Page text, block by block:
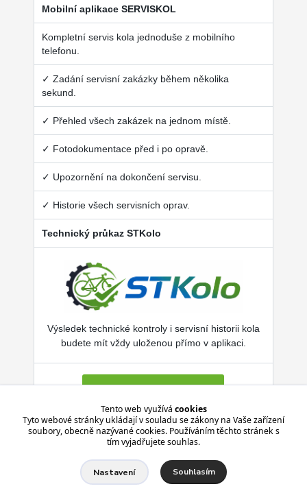
Mobilní aplikace SERVISKOL
Kompletní servis kola jednoduše z mobilního
telefonu.
✓ Zadání servisní zakázky během několika
sekund.
✓ Přehled všech zakázek na jednom místě.
✓ Fotodokumentace před i po opravě.
✓ Upozornění na dokončení servisu.
✓ Historie všech servisních oprav.
Technický průkaz STKolo
Výsledek technické kontroly i servisní historii kola
budete mít vždy uloženou přímo v aplikaci.
Aplikace je zdarma pro Android i iPhone.
Tento web využívá cookies
Tyto webové stránky ukládají v souladu se zákony na Vaše zařízení
soubory, obecně nazývané cookies. Používáním těchto stránek s
tím vyjadřujete souhlas.
Nastavení Souhlasím